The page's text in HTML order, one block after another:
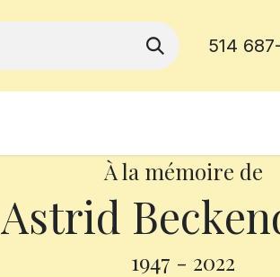
514
À la mémoire de
Astrid
1947 - 2022